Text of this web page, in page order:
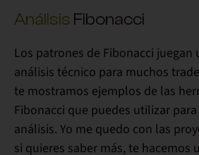
Análisis Fibonacci
Los patrones de Fibonacci juegan
análisis técnico para muchos
te mostramos ejemplos de las
Fibonacci que puedes utilizar
análisis. Yo me quedo con las
si quieres saber más, te hacemos